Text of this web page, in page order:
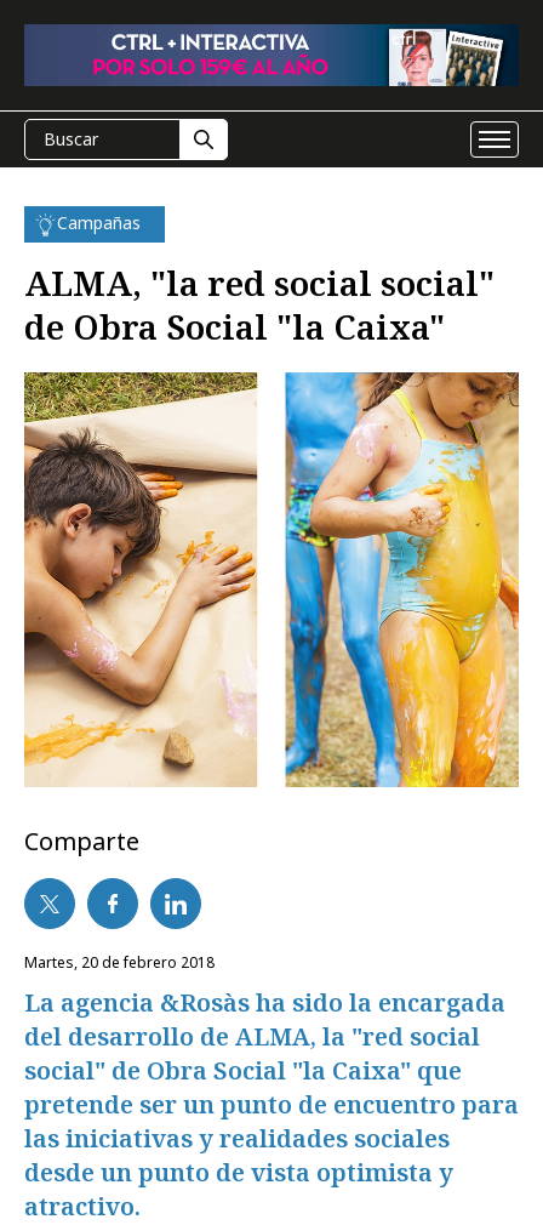
Campañas
ALMA, "la red social social"
de Obra Social "la Caixa"
Comparte
martes, 20 de febrero 2018
La agencia &Rosàs ha sido la encargada
del desarrollo de ALMA, la "red social
social" de Obra Social "la Caixa" que
pretende ser un punto de encuentro para
las iniciativas y realidades sociales
desde un punto de vista optimista y
atractivo.